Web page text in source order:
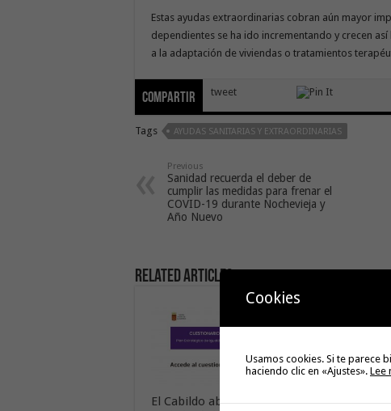
Estas ayudas extraordinarias cobran aún mayor
dependientes se ha ido incrementando y crecen
a la adaptación de viviendas o tratamientos
Compartir tweet
Tags AYUDAS SANITARIAS Y EXTRAORDINARIAS
Previous
Sanidad recuerda el deber de
cumplir las medidas para frenar el
COVID-19 durante Nochevieja y
Año Nuevo
Related Articles
El Cabildo abre a la
Hermigua
Cookies
Usamos cookies. Si te parece
haciendo clic en «Ajustes». Lee